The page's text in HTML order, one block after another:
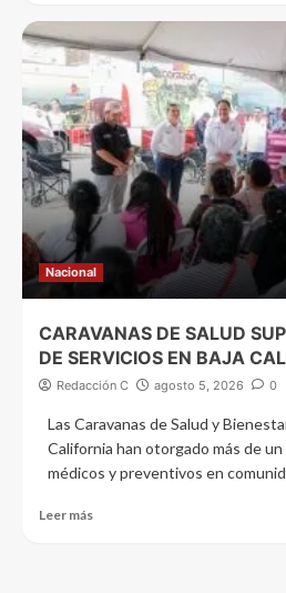
Nacional
CARAVANAS DE SALUD
DE SERVICIOS EN BAJA
Redacción C agosto 5, 2026 0
Las Caravanas de Salud y
California han otorgado más de
médicos y preventivos en
Leer más